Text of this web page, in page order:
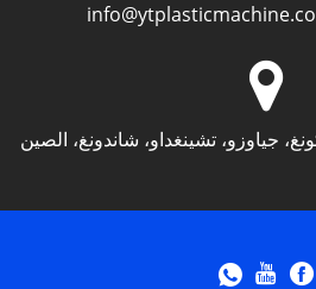
جياوزو، تشينغداو، شاندونغ، الصين